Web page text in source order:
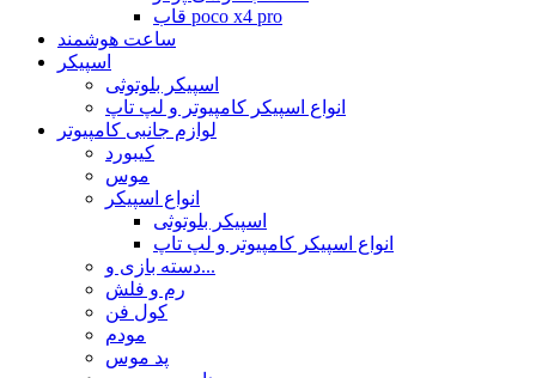
قاب poco x4 pro
ساعت هوشمند
اسپیکر
اسپیکر بلوتوثی
انواع اسپیکر کامپیوتر و لپ تاپ
لوازم جانبی کامپیوتر
کیبورد
موس
انواع اسپیکر
اسپیکر بلوتوثی
انواع اسپیکر کامپیوتر و لپ تاپ
دسته بازی و...
رم و فلش
کول فن
مودم
پد موس